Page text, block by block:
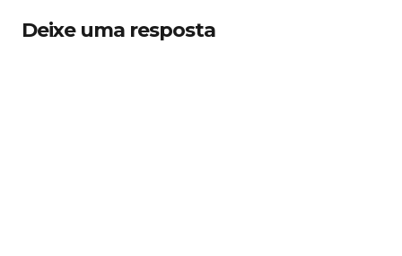
Deixe uma resposta